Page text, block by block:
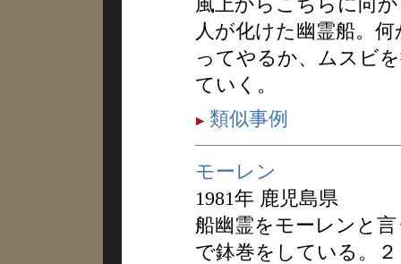
人が化けた幽霊船。
ってやるか、ムスビ
ていく。
類似事例
モーレン
1981年 鹿児島県
船幽霊をモーレンと
で鉢巻をしている。